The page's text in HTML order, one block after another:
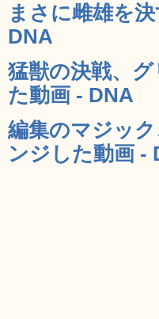
まさに雌雄を
DNA
猛獣の決戦、
た動画 - DNA
編集のマジッ
ンジした動画 -